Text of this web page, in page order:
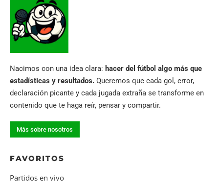
Nacimos con una idea clara: hacer del fútbol algo más que
estadísticas y resultados. Queremos que cada gol, error,
declaración picante y cada jugada extraña se transforme en
contenido que te haga reír, pensar y compartir.
Más sobre nosotros
FAVORITOS
Partidos en vivo